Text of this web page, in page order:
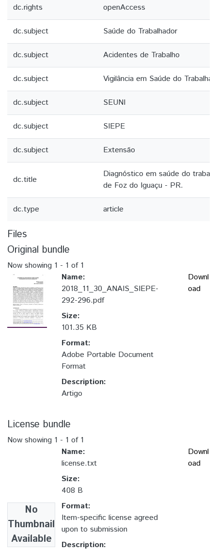
dc.rights openAccess
dc.subject Saúde do Trabalhador
dc.subject Acidentes de Trabalho
dc.subject Vigilância em Saúde do
dc.subject SEUNI
dc.subject SIEPE
dc.subject Extensão
dc.title
Diagnóstico em saúde do
de Foz do Iguaçu - PR.
dc.type article
Files
Original bundle
Now showing 1 - 1 of 1
Name:
2018_11_30_ANAIS_SIEPE-
292-296.pdf
Size:
101.35 KB
Format:
Adobe Portable Document
Format
Description:
Artigo
Downl
oad
License bundle
Now showing 1 - 1 of 1
No
Thumbnail
Available
Name:
license.txt
Size:
408 B
Format:
Item-specific license agreed
upon to submission
Description:
Downl
oad